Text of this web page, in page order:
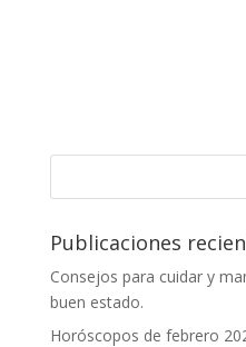
Publicaciones
Consejos para cuidar y
buen estado.
Horóscopos de febrero